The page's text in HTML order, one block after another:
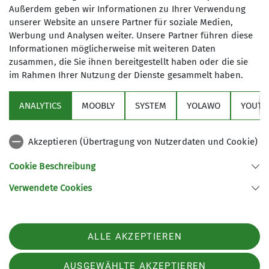
Sektion
Service
Sektion Duisburg des Deutschen Alpenvereins e.V.
Telefon +49203428120
Außerdem geben wir Informationen zu Ihrer Verwendung
unserer Website an unsere Partner für soziale Medien,
Werbung und Analysen weiter. Unsere Partner führen diese
Informationen möglicherweise mit weiteren Daten
zusammen, die Sie ihnen bereitgestellt haben oder die sie
im Rahmen Ihrer Nutzung der Dienste gesammelt haben.
ANALYTICS MOOBLY SYSTEM YOLAWO
Akzeptieren (Übertragung von Nutzerdaten und Cookie)
Cookie Beschreibung
Verwendete Cookies
ALLE AKZEPTIEREN
AUSGEWÄHLTE AKZEPTIEREN